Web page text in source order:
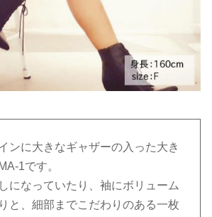
ンに大きなギャザーの入った大き
1です。
になっていたり、袖にボリューム
と、細部までこだわりのある一枚